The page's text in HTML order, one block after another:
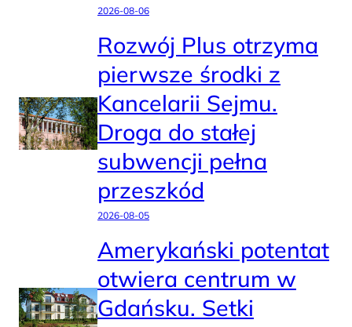
2026-08-06
Rozwój Plus otrzyma
pierwsze środki z
Kancelarii Sejmu.
Droga do stałej
subwencji pełna
przeszkód
2026-08-05
Amerykański potentat
otwiera centrum w
Gdańsku. Setki